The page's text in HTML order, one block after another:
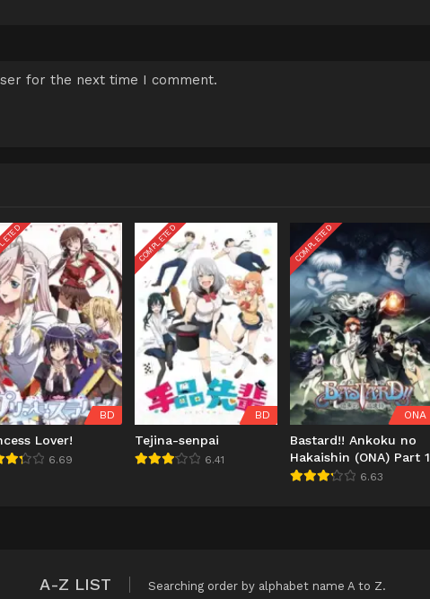
for the next time I comment.
BD
Lover!
6.69
COMPLETED
BD
Tejina-senpai
6.41
COMPLETED
ONA
Bastard!! Ankoku no
Hakaishin (ONA) Part 1
6.63
A-Z LIST Searching order by alphabet name A to Z.